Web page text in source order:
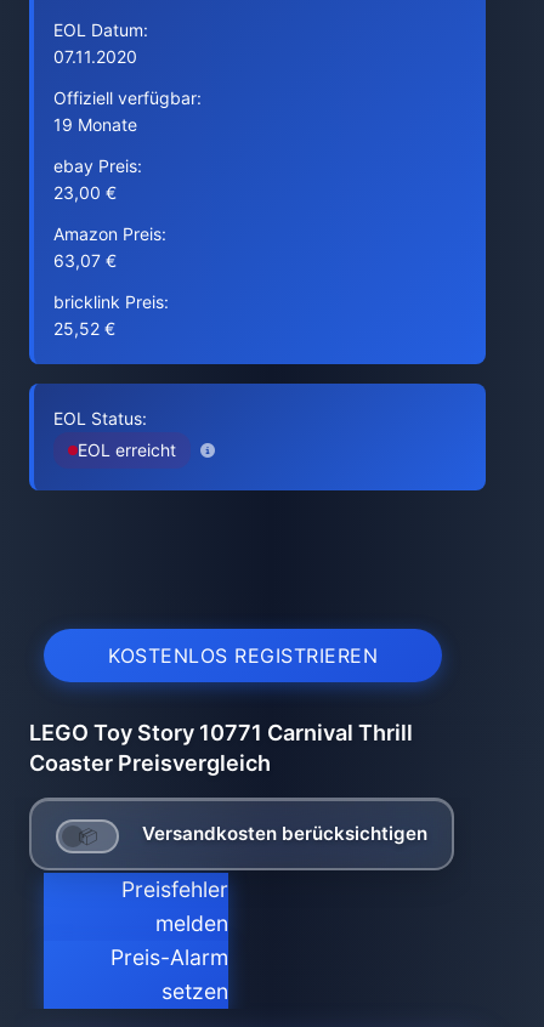
EOL Datum:
07.11.2020
Offiziell verfügbar:
19 Monate
ebay Preis:
23,00 €
Amazon Preis:
63,07 €
bricklink Preis:
25,52 €
EOL Status:
EOL erreicht
KOSTENLOS REGISTRIEREN
LEGO Toy Story 10771 Carnival Thrill
Coaster Preisvergleich
Versandkosten berücksichtigen
Preisfehler
melden
Preis-Alarm
setzen